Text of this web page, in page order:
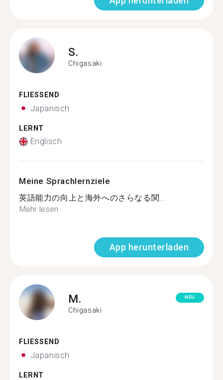
S.
Chigasaki
FLIESSEND
Japanisch
LERNT
Englisch
Meine Sprachlernziele
英語能力の向上と海外へのさらなる関...
Mehr lesen
App herunterladen
M.
Chigasaki
NEU
FLIESSEND
Japanisch
LERNT